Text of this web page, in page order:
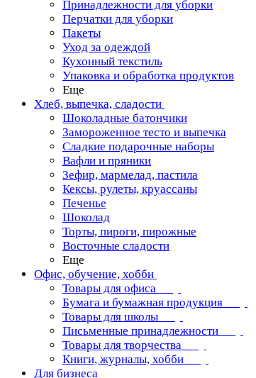
Принадлежности для уборки
Перчатки для уборки
Пакеты
Уход за одеждой
Кухонный текстиль
Упаковка и обработка продуктов
Еще
Хлеб, выпечка, сладости
Шоколадные батончики
Замороженное тесто и выпечка
Сладкие подарочные наборы
Вафли и пряники
Зефир, мармелад, пастила
Кексы, рулеты, круассаны
Печенье
Шоколад
Торты, пироги, пирожные
Восточные сладости
Еще
Офис, обучение, хобби
Товары для офиса
Бумага и бумажная продукция
Товары для школы
Письменные принадлежности
Товары для творчества
Книги, журналы, хобби
Для бизнеса